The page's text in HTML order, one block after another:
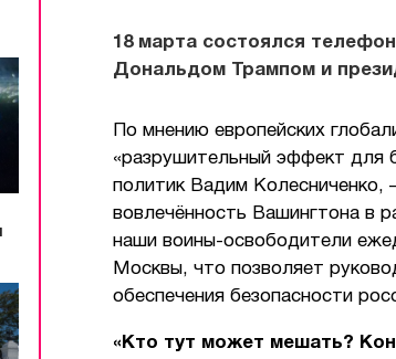
18 марта состоялся
Дональдом Трампом и
По мнению европейских
«разрушительный эффект для
политик Вадим Колесниченко,
вовлечённость Вашингтона в
наши воины-освободители
Москвы, что позволяет
обеспечения безопасности
«Кто тут может мешать?